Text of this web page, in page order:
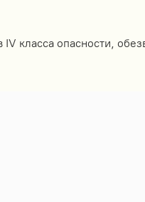
класса опасности,